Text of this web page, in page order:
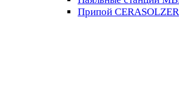
Припой CERASOLZER